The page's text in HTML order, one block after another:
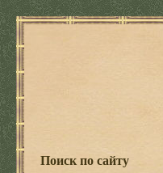
Поиск по сайту